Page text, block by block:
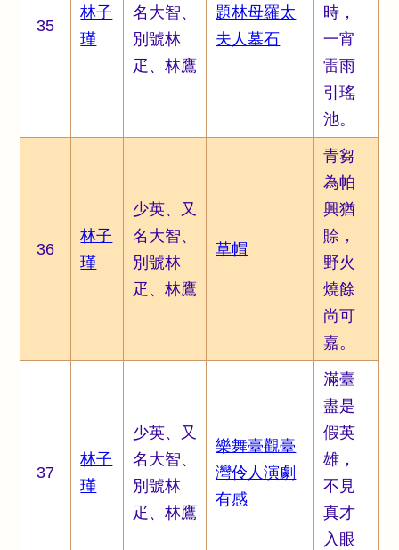
35
林子
瑾
名大智、
別號林
疋、林鷹
題林母羅太
夫人墓石
時，
一宵
雷雨
引瑤
池。
36
林子
瑾
少英、又
名大智、
別號林
疋、林鷹
草帽
青芻
為帕
興猶
賒，
野火
燒餘
尚可
嘉。
37
林子
瑾
少英、又
名大智、
別號林
疋、林鷹
樂舞臺觀臺
灣伶人演劇
有感
滿臺
盡是
假英
雄，
不見
真才
入眼